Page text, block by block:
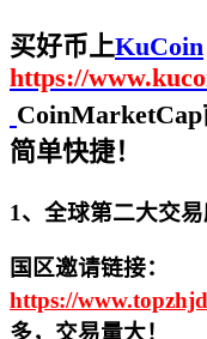
买好币上KuCoin
https://
简单快捷！
1、全球第二大交
国区邀请链接：
https://
多，交易量大！